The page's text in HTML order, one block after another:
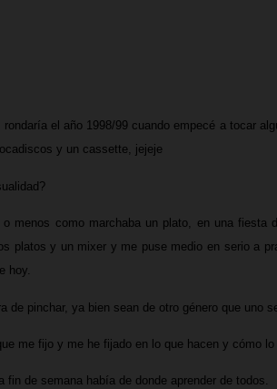
el año 1998/99 cuando empecé a tocar
y un cassette, jejeje
menos como marchaba un plato, en una
platos y un mixer y me puse medio en serio a
hoy.
de pinchar, ya bien sean de otro género que uno
me fijo y me he fijado en lo que hacen y cómo lo
de semana había de donde aprender de todos.